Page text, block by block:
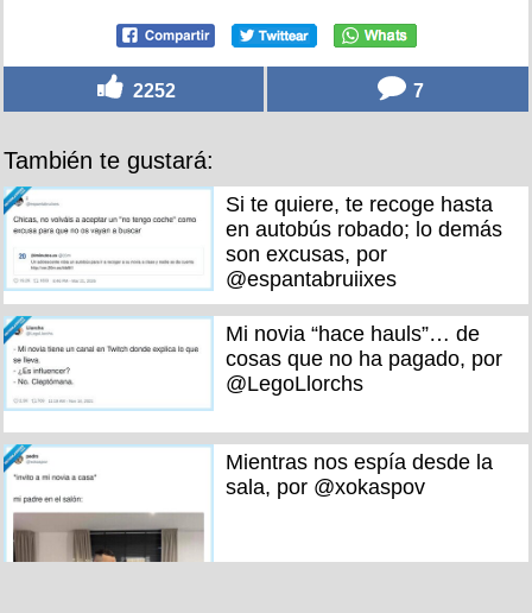
2252 7
También te gustará:
Si te quiere, te recoge hasta
en autobús robado; lo demás
son excusas, por
@espantabruiixes
Mi novia “hace hauls”… de
cosas que no ha pagado, por
@LegoLlorchs
Mientras nos espía desde la
sala, por @xokaspov